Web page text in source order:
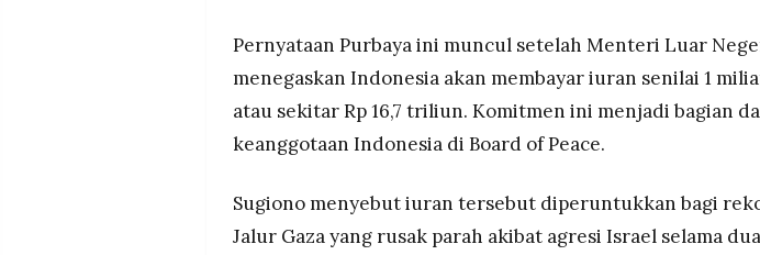
Pernyataan Purbaya ini muncul setelah Menteri Luar
menegaskan Indonesia akan membayar iuran senilai 1
atau sekitar Rp 16,7 triliun. Komitmen ini menjadi bagian
keanggotaan Indonesia di Board of Peace.
Sugiono menyebut iuran tersebut diperuntukkan bagi
Jalur Gaza yang rusak parah akibat agresi Israel selama